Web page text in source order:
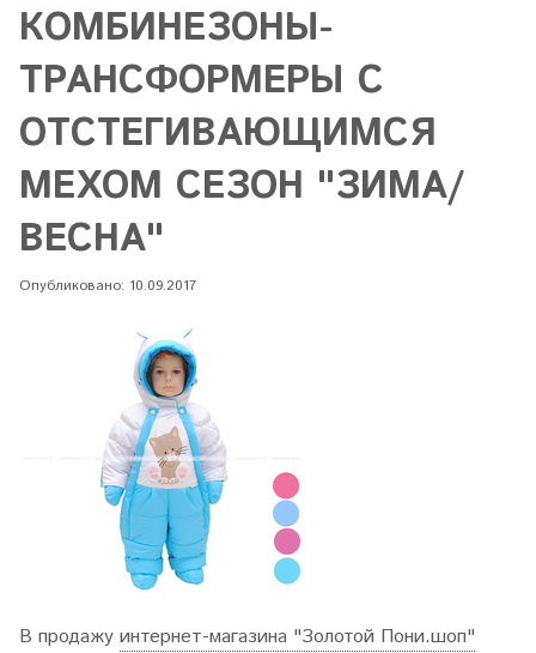
КОМБИНЕЗОНЫ-
ТРАНСФОРМЕРЫ С
ОТСТЕГИВАЮЩИМСЯ
МЕХОМ СЕЗОН "ЗИМА/
ВЕСНА"
Опубликовано: 10.09.2017
В продажу интернет-магазина "Золотой Пони.шоп"